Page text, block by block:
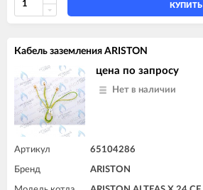
КУПИТЬ
Кабель заземления ARISTON
цена по запросу
Нет в наличии
Артикул 65104286
Бренд ARISTON